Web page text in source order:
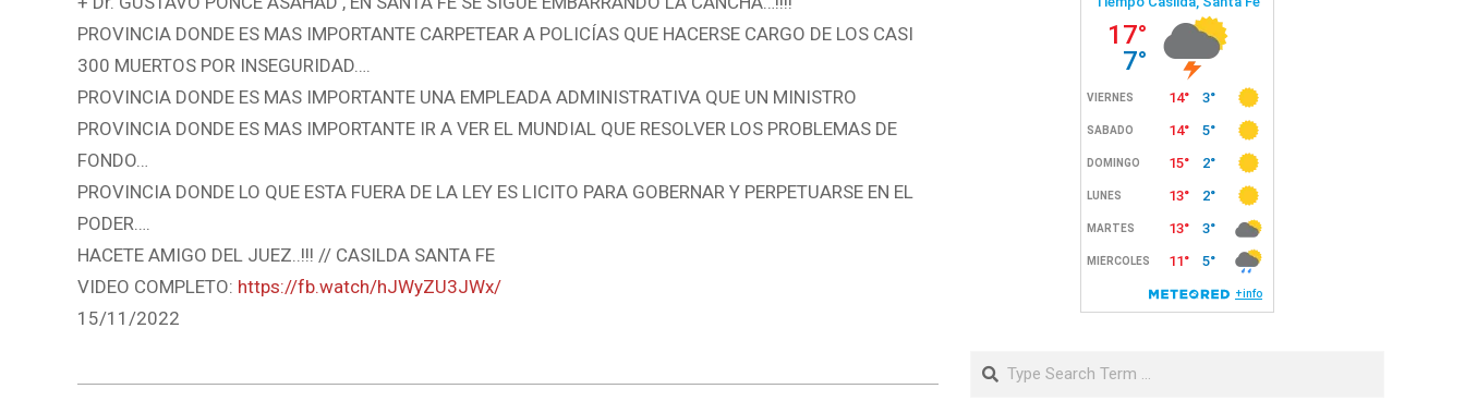
PROVINCIA DONDE ES MAS IMPORTANTE CARPETEAR A POLICÍAS QUE HACERSE CARGO DE LOS CASI
300 MUERTOS POR INSEGURIDAD….
PROVINCIA DONDE ES MAS IMPORTANTE UNA EMPLEADA ADMINISTRATIVA QUE UN MINISTRO
PROVINCIA DONDE ES MAS IMPORTANTE IR A VER EL MUNDIAL QUE RESOLVER LOS PROBLEMAS DE
FONDO…
PROVINCIA DONDE LO QUE ESTA FUERA DE LA LEY ES LICITO PARA GOBERNAR Y PERPETUARSE EN EL
PODER….
HACETE AMIGO DEL JUEZ..!!! // CASILDA SANTA FE
VIDEO COMPLETO: https://fb.watch/hJWyZU3JWx/
15/11/2022
Search